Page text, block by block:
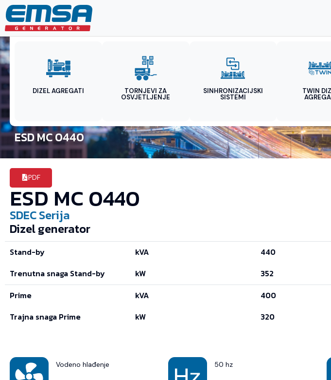
DIZEL AGREGATI TORNJEVI ZA
OSVJETLJENJE
SINHRONIZACIJSKI
SISTEMI
TWIN
ESD MC 0440
PDF
ESD MC 0440
SDECSerija
Dizel generator
Stand-by kVA
440
Trenutna snaga Stand-by
kW
352
Prime
kVA
400
Trajna snaga Prime
kW 320
Vodeno hlađenje 50 hz